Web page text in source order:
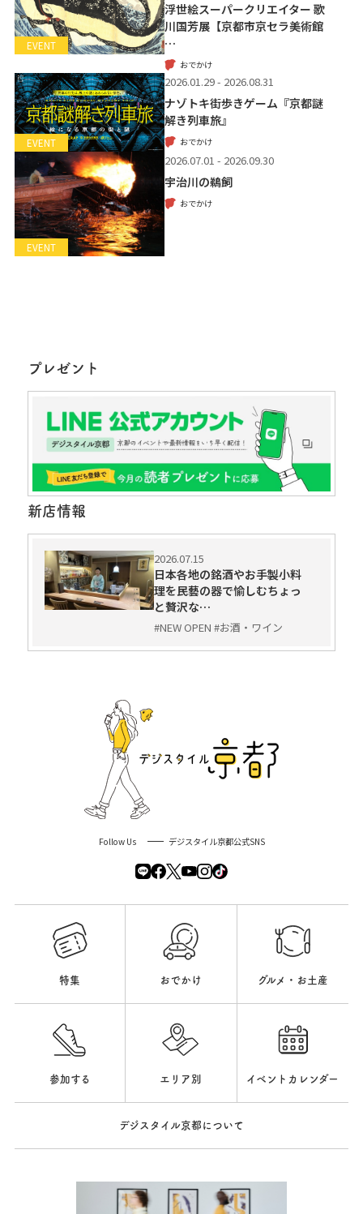
EVENT
浮世絵スーパークリエイター 歌
川国芳展【京都市京セラ美術館
…
おでかけ
EVENT
2026.01.29 - 2026.08.31
ナゾトキ街歩きゲーム『京都謎
解き列車旅』
おでかけ
EVENT
2026.07.01 - 2026.09.30
宇治川の鵜飼
おでかけ
プレゼント
新店情報
2026.07.15
日本各地の銘酒やお手製小料
理を民藝の器で愉しむちょっ
と贅沢な…
#NEW OPEN #お酒・ワイン
Follow Us デジスタイル京都公式SNS
特集 おでかけ グルメ・お土産
参加する エリア別 イベントカレンダー
デジスタイル京都について